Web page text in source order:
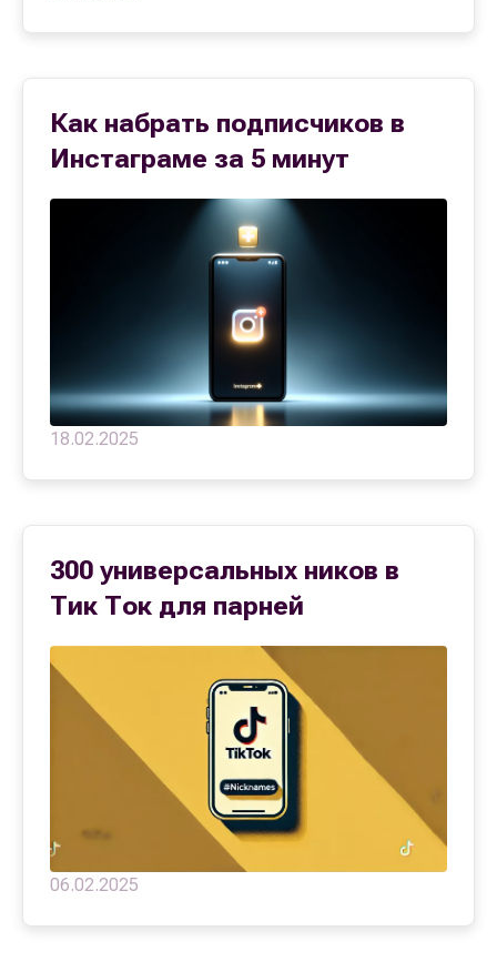
Как набрать подписчиков в
Инстаграме за 5 минут
18.02.2025
300 универсальных ников в
Тик Ток для парней
06.02.2025